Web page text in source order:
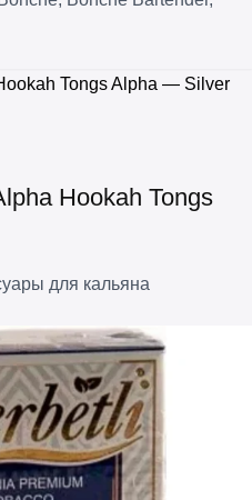
Hookah Tongs
для кальяна